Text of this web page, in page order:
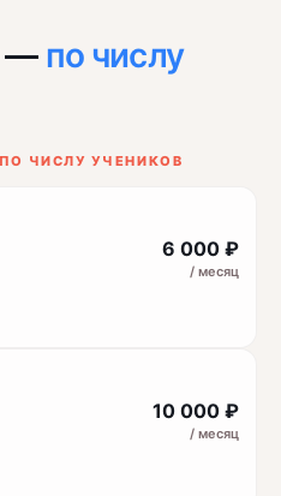
— по числу
ЧИСЛУ УЧЕНИКОВ
6 000 ₽
/ месяц
10 000 ₽
/ месяц